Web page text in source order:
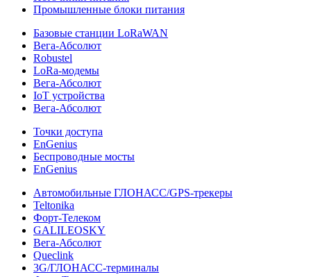
Промышленные блоки питания
Базовые станции LoRaWAN
Вега-Абсолют
Robustel
LoRa-модемы
Вега-Абсолют
IoT устройства
Вега-Абсолют
Точки доступа
EnGenius
Беспроводные мосты
EnGenius
Автомобильные ГЛОНАСС/GPS-трекеры
Teltonika
Форт-Телеком
GALILEOSKY
Вега-Абсолют
Queclink
3G/ГЛОНАСС-терминалы